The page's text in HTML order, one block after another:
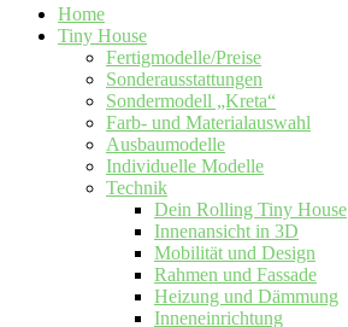
Home
Tiny House
Fertigmodelle/Preise
Sonderausstattungen
Sondermodell „Kreta“
Farb- und Materialauswahl
Ausbaumodelle
Individuelle Modelle
Technik
Dein Rolling Tiny House
Innenansicht in 3D
Mobilität und Design
Rahmen und Fassade
Heizung und Dämmung
Inneneinrichtung